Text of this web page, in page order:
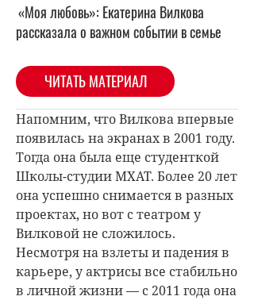
«Моя любовь»: Екатерина Вилкова
рассказала о важном событии в семье
ЧИТАТЬ МАТЕРИАЛ
Напомним, что Вилкова впервые
появилась на экранах в 2001 году.
Тогда она была еще студенткой
Школы-студии МХАТ. Более 20 лет
она успешно снимается в разных
проектах, но вот с театром у
Вилковой не сложилось.
Несмотря на взлеты и падения в
карьере, у актрисы все стабильно
в личной жизни — с 2011 года она